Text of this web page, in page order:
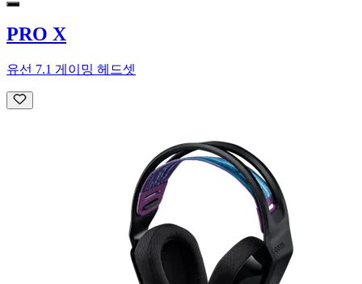
PRO X
유선 7.1 게이밍 헤드셋